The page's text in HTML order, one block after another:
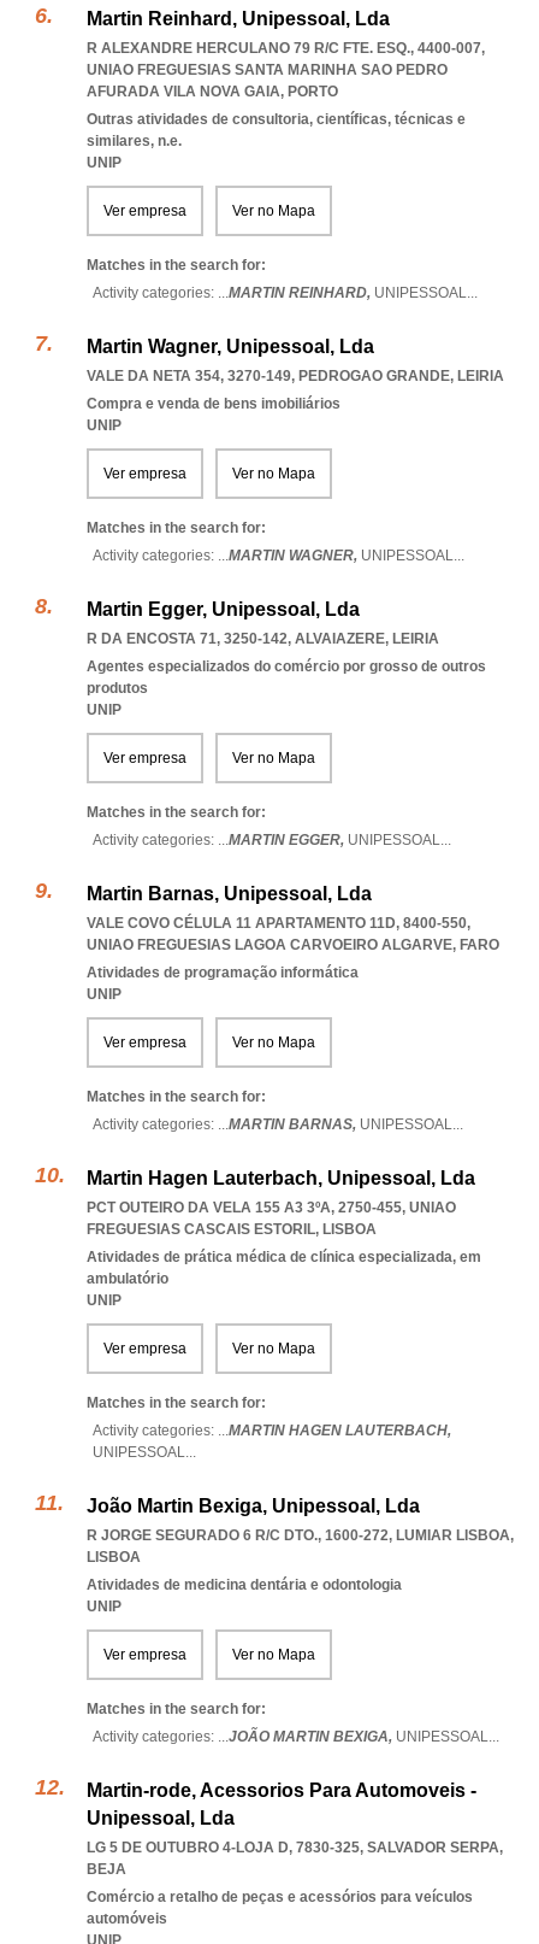
Martin Reinhard, Unipessoal, Lda
R ALEXANDRE HERCULANO 79 R/C FTE. ESQ., 4400-007,
UNIAO FREGUESIAS SANTA MARINHA SAO PEDRO
AFURADA VILA NOVA GAIA, PORTO
Outras atividades de consultoria, científicas, técnicas e
similares, n.e.
UNIP
Ver empresa Ver no Mapa
Matches in the search for:
Activity categories: ...MARTIN REINHARD, UNIPESSOAL...
Martin Wagner, Unipessoal, Lda
VALE DA NETA 354, 3270-149, PEDROGAO GRANDE, LEIRIA
Compra e venda de bens imobiliários
UNIP
Ver empresa Ver no Mapa
Matches in the search for:
Activity categories: ...MARTIN WAGNER, UNIPESSOAL...
Martin Egger, Unipessoal, Lda
R DA ENCOSTA 71, 3250-142, ALVAIAZERE, LEIRIA
Agentes especializados do comércio por grosso de outros
produtos
UNIP
Ver empresa Ver no Mapa
Matches in the search for:
Activity categories: ...MARTIN EGGER, UNIPESSOAL...
Martin Barnas, Unipessoal, Lda
VALE COVO CÉLULA 11 APARTAMENTO 11D, 8400-550,
UNIAO FREGUESIAS LAGOA CARVOEIRO ALGARVE, FARO
Atividades de programação informática
UNIP
Ver empresa Ver no Mapa
Matches in the search for:
Activity categories: ...MARTIN BARNAS, UNIPESSOAL...
Martin Hagen Lauterbach, Unipessoal, Lda
PCT OUTEIRO DA VELA 155 A3 3ºA, 2750-455, UNIAO
FREGUESIAS CASCAIS ESTORIL, LISBOA
Atividades de prática médica de clínica especializada, em
ambulatório
UNIP
Ver empresa Ver no Mapa
Matches in the search for:
Activity categories: ...MARTIN HAGEN LAUTERBACH,
UNIPESSOAL...
João Martin Bexiga, Unipessoal, Lda
R JORGE SEGURADO 6 R/C DTO., 1600-272, LUMIAR LISBOA,
LISBOA
Atividades de medicina dentária e odontologia
UNIP
Ver empresa Ver no Mapa
Matches in the search for:
Activity categories: ...JOÃO MARTIN BEXIGA, UNIPESSOAL...
Martin-rode, Acessorios Para Automoveis -
Unipessoal, Lda
LG 5 DE OUTUBRO 4-LOJA D, 7830-325, SALVADOR SERPA,
BEJA
Comércio a retalho de peças e acessórios para veículos
automóveis
UNIP